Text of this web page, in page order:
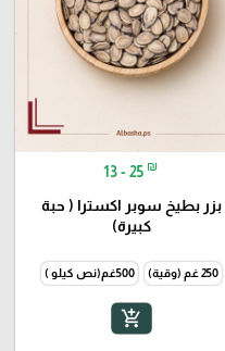
13 - 25 ₪
بزر بطيخ سوبر اكسترا ( حبة
كبيرة)
250 غم (وقية) 500غم(نص كيلو )
add_shopping_cart